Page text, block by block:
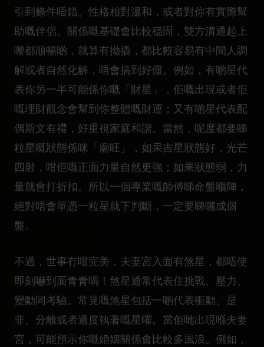
引到條件唔錯、性格相對溫和，或者對你有實際幫
助嘅伴侶。關係嘅基礎會比較穩固，雙方溝通起上
嚟都順暢啲，就算有拗撬，都比較容易有中間人調
解或者自然化解，唔會搞到好僵。例如，有啲星代
表你另一半可能係你嘅「財星」，佢嘅出現或者佢
嘅理財觀念會幫到你整體嘅財運；又有啲星代表配
偶斯文有禮，好重視家庭和諧。當然，呢度都要睇
粒星嘅狀態係咪「廟旺」，如果吉星狀態好，光芒
四射，咁佢嘅正面力量自然更強；如果狀態弱，力
量就會打折扣。所以一個專業嘅師傅睇命盤嗰陣，
絕對唔會單憑一粒星就下判斷，一定要睇曬成個
盤。
不過，世事冇咁完美，夫妻宮入面有煞星，都唔使
即刻嚇到面青青喎！煞星通常代表住挑戰、壓力、
變動同考驗。常見嘅煞星包括一啲代表衝動、是
非、分離或者過度執著嘅星曜。當佢哋出現喺夫妻
宮，可能預示你嘅婚姻關係會比較多風浪。例如，